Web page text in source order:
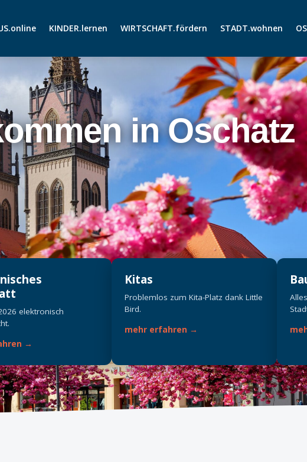
KINDER.lernen WIRTSCHAFT.fördern STADT.wohnen
in Oschatz
elektronisch
→
Kitas
Problemlos zum Kita-Platz dank Little
Bird.
mehr erfahren →